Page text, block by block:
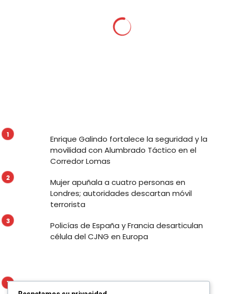
Enrique Galindo fortalece la seguridad y la
movilidad con Alumbrado Táctico en el
Corredor Lomas
Mujer apuñala a cuatro personas en
Londres; autoridades descartan móvil
terrorista
Policías de España y Francia desarticulan
célula del CJNG en Europa